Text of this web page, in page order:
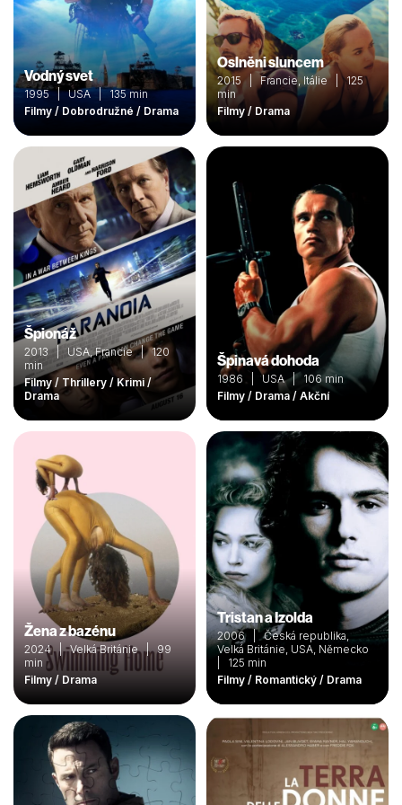
Vodný svet
1995 | USA | 135 min
Filmy / Dobrodružné / Drama
Oslněni sluncem
2015 | Francie, Itálie | 125
min
Filmy / Drama
Špionáž
2013 | USA, Francie | 120
min
Filmy / Thrillery / Krimi /
Drama
Špinavá dohoda
1986 | USA | 106 min
Filmy / Drama / Akční
Žena z bazénu
2024 | Velká Británie | 99
min
Filmy / Drama
Tristan a Izolda
2006 | Česká republika,
Velká Británie, USA, Německo
| 125 min
Filmy / Romantický / Drama